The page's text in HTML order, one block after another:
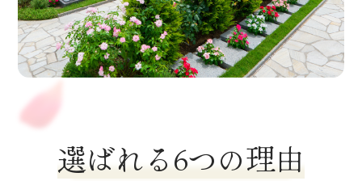
選ばれる6つの理由